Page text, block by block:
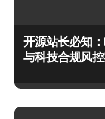
开源站长必知
与科技合规风